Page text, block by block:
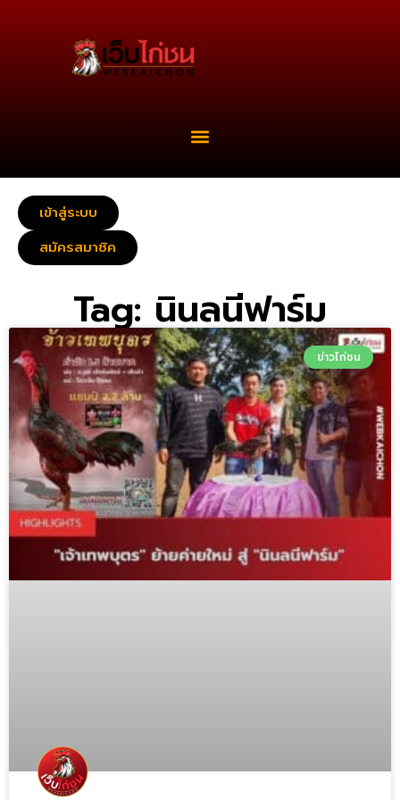
เข้าสู่ระบบ
สมัครสมาชิค
Tag: นินลนีฟาร์ม
ข่าวไก่ชน